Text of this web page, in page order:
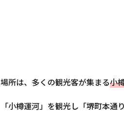
場所は、多くの観光客が集まる小
「小樽運河」を観光し「堺町本